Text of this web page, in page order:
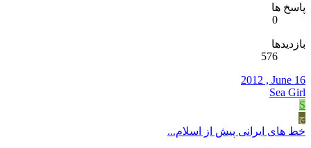
پاسخ ها
0
بازدیدها
576
2012 , June 16
Sea Girl
S
چ
خط‌ های ايرانی پيش از اسلام...